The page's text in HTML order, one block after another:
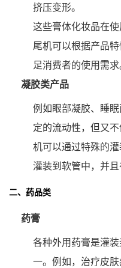
挤压变形。
这些膏体化妆品在
尾机可以根据产品
足消费者的使用需求
凝胶类产品
例如眼部凝胶、睡
定的流动性，但又
机可以通过特殊的
灌装到软管中，并且
二、药品类
药膏
各种外用药膏是灌
一。例如，治疗皮